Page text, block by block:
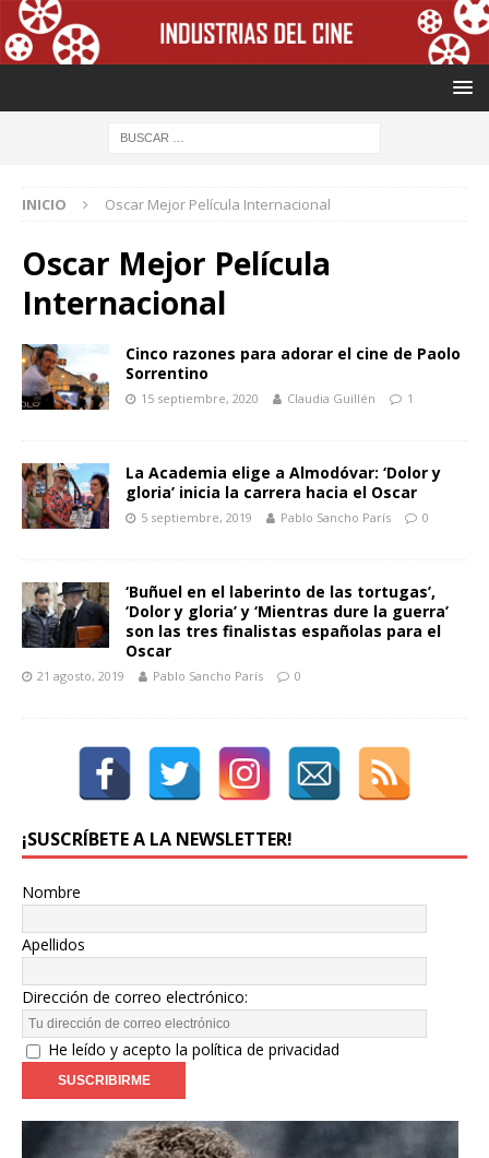
INICIO Oscar Mejor Película Internacional
Oscar Mejor Película
Internacional
Cinco razones para adorar el cine de Paolo
Sorrentino
15 septiembre, 2020 Claudia Guillén 1
La Academia elige a Almodóvar: ‘Dolor y
gloria’ inicia la carrera hacia el Oscar
5 septiembre, 2019 Pablo Sancho París 0
‘Buñuel en el laberinto de las tortugas’,
‘Dolor y gloria’ y ‘Mientras dure la guerra’
son las tres finalistas españolas para el
Oscar
21 agosto, 2019 Pablo Sancho París 0
¡SUSCRÍBETE A LA NEWSLETTER!
Nombre
Apellidos
Dirección de correo electrónico:
He leído y acepto la política de privacidad